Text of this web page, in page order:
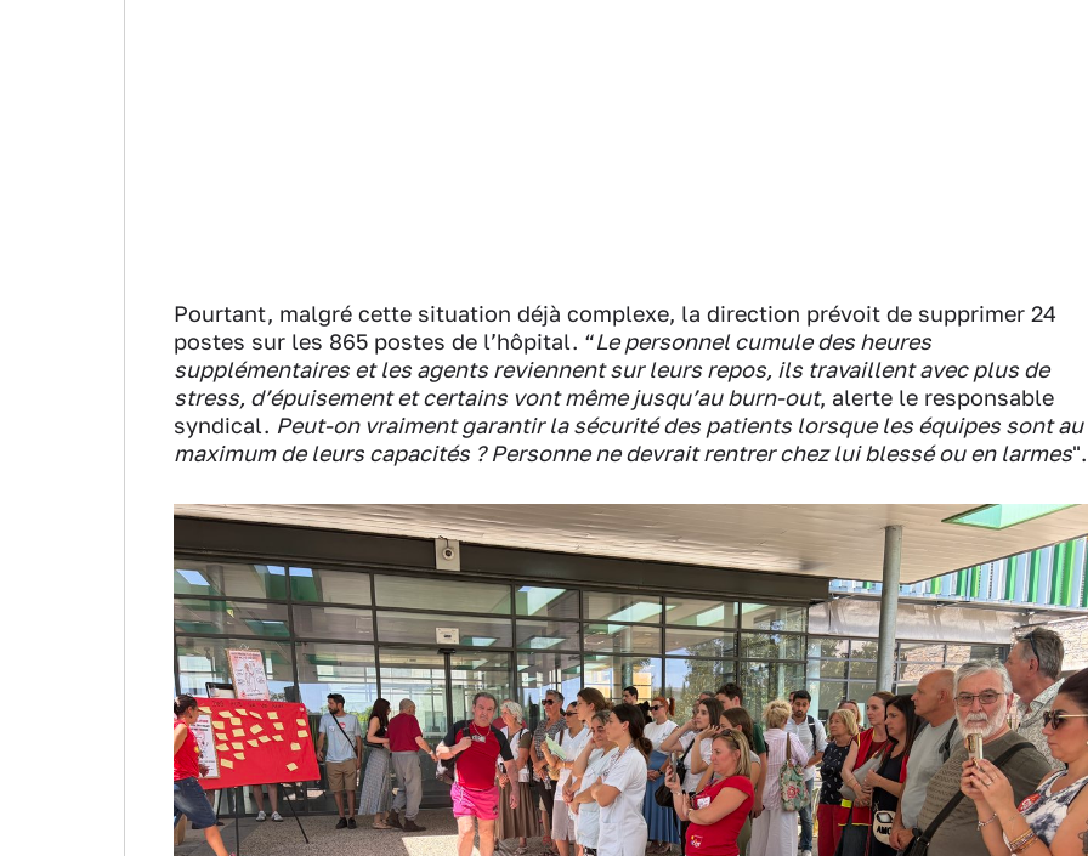
Pourtant, malgré cette situation déjà complexe, la direction prévoit de supprimer 24
postes sur les 865 postes de l’hôpital. “Le personnel cumule des heures
supplémentaires et les agents reviennent sur leurs repos, ils travaillent avec plus de
stress, d’épuisement et certains vont même jusqu’au burn-out, alerte le responsable
syndical. Peut-on vraiment garantir la sécurité des patients lorsque les équipes sont au
maximum de leurs capacités ?Personne ne devrait rentrer chez lui blessé ou en larmes".